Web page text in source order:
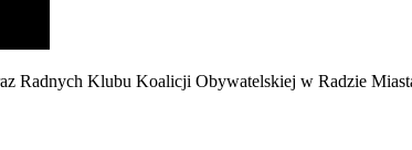
Radnych Klubu Koalicji Obywatelskiej w Radzie